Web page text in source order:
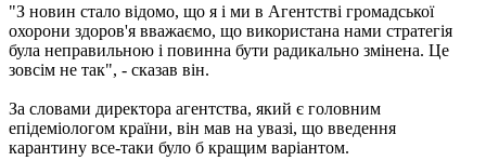
"З новин стало відомо, що я і ми в Агентстві громадської
охорони здоров'я вважаємо, що використана нами стратегія
була неправильною і повинна бути радикально змінена. Це
зовсім не так", - сказав він.
За словами директора агентства, який є головним
епідеміологом країни, він мав на увазі, що введення
карантину все-таки було б кращим варіантом.